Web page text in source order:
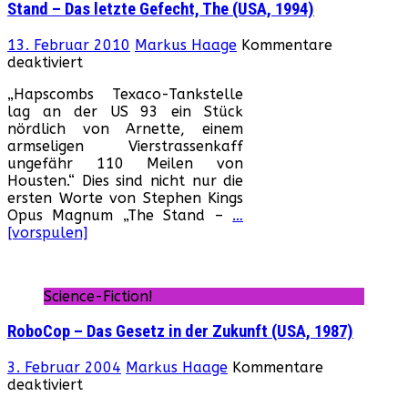
Stand – Das letzte Gefecht, The (USA, 1994)
13. Februar 2010 Markus Haage Kommentare
deaktiviert
–
Das
letzte
Gefecht,
The
(USA,
1994)
„Hapscombs Texaco-Tankstelle
lag an der US 93 ein Stück
nördlich von Arnette, einem
armseligen Vierstrassenkaff
ungefähr 110 Meilen von
Housten.“ Dies sind nicht nur die
ersten Worte von Stephen Kings
Opus Magnum „The Stand – …
[vorspulen]
Science-Fiction!
RoboCop – Das Gesetz in der Zukunft (USA, 1987)
3. Februar 2004 Markus Haage Kommentare
deaktiviertfür